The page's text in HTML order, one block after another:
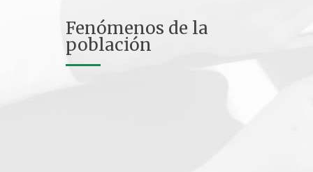
Fenómenos de la
población